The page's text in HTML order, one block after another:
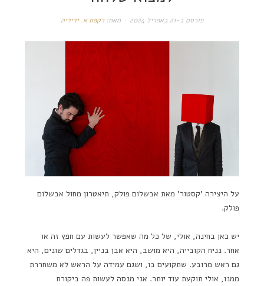
פורסם ב-21 באפריל 2024 מאת:רקפת א. ידידיה
על היצירה 'קסטור' מאת אבשלום פולק, תיאטרון מחול אבשלום
פולק.
יש כאן בחינה, אולי, של כל מה שאפשר לעשות עם חפץ זה או
אחר. נניח הקובייה, היא מושב, היא אבן בניין, בגדלים שונים, היא
גם ראש מרובע. שתקועים בו, ושגם עמידה על הראש לא משחררת
ממנו, אולי תוקעת עוד יותר. אני מנסה לעשות פה ביקורת